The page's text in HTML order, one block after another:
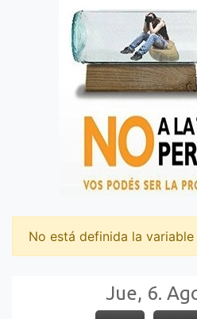
No está definida la variable